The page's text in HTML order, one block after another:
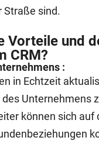
Straße sind.
Vorteile und
CRM?
:
in Echtzeit
Unternehmens
können sich auf